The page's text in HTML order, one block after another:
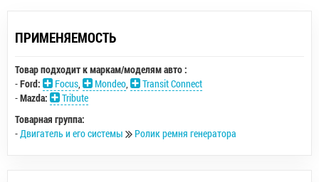
ПРИМЕНЯЕМОСТЬ
Товар подходит к маркам/моделям авто :
-Ford: Focus Mondeo
Transit Connect
-Mazda:
Tribute
Товарная группа:
- Двигатель и его системы Ролик ремня генератора